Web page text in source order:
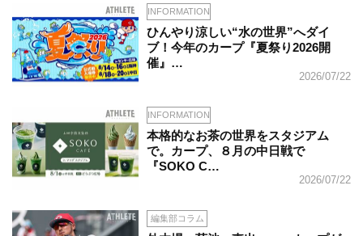
INFORMATION
ひんやり涼しい“水の世界”へダイ
ブ！今年のカープ『夏祭り2026開
催』…
2026/07/22
INFORMATION
本格的なお茶の世界をスタジアム
で。カープ、８月の中日戦で
『SOKO C…
2026/07/22
編集部コラム